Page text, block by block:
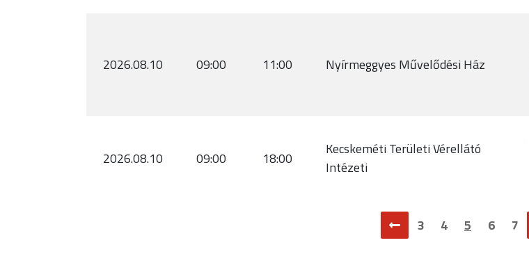
2026.08.10 09:00 11:00 Nyírmeggyes Művelődési Ház
2026.08.10 09:00 18:00
Kecskeméti Területi Vérellátó
Intézeti
3 4 5 6 7